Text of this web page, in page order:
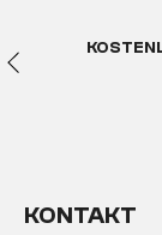
KONTAKT